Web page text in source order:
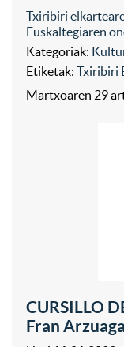
Txiribiri
Euskaltegiaren
Kategoriak:
Etiketak: Txiribiri
Martxoaren 29
CURSILLO
Fran Arzuaga